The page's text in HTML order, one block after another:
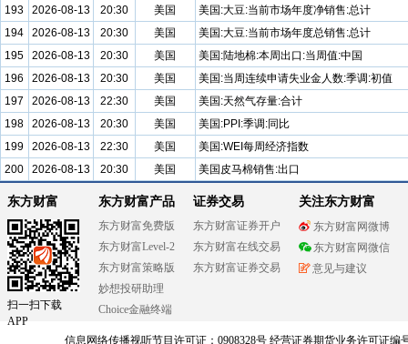
193
2026-08-13 20:30 美国
美国:大豆:当前市场年度净销售:总计
194
2026-08-13 20:30 美国
美国:大豆:当前市场年度总销售:总计
195
2026-08-13 20:30 美国
美国:陆地棉:本周出口:当周值:中国
196
2026-08-13 20:30 美国
美国:当周连续申请失业金人数:季调:初值
197
2026-08-13 22:30 美国
美国:天然气存量:合计
198
2026-08-13 20:30 美国
美国:PPI:季调:同比
199
2026-08-13 22:30 美国
美国:WEI每周经济指数
200
2026-08-13 20:30 美国 美国皮马棉销售:出口
东方财富
扫一扫下载
APP
东方财富产品
东方财富免费版
东方财富Level-2
东方财富策略版
妙想投研助理
Choice金融终端
证券交易
东方财富证券开户
东方财富在线交易
东方财富证券交易
关注东方财富
东方财富网微博
东方财富网微信
意见与建议
信息网络传播视听节目许可证：0908328号 经营证券期货业务许可证编